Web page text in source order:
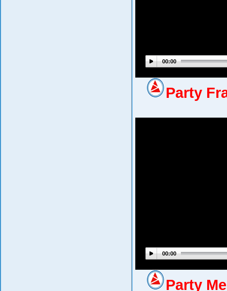
00:00
Party
00:00
Party